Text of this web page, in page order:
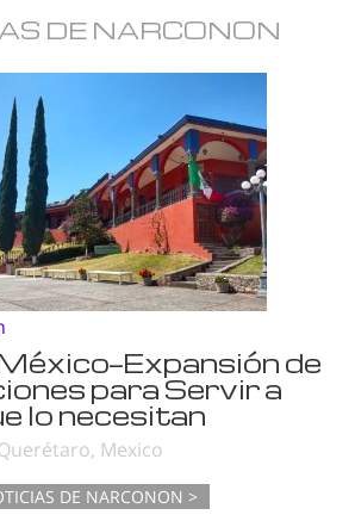
DE NARCONON
de
para Servir a
lo necesitan
Mexico
DE NARCONON >